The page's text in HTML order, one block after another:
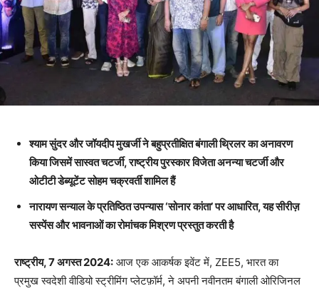
श्याम सुंदर और जॉयदीप मुखर्जी ने बहुप्रतीक्षित बंगाली थ्रिलर का अनावरण
किया जिसमें सास्वत चटर्जी, राष्ट्रीय पुरस्कार विजेता अनन्या चटर्जी और
ओटीटी डेब्यूटेंट सोहम चक्रवर्ती शामिल हैं
नारायण सन्याल के प्रतिष्ठित उपन्यास ‘सोनार कांता’ पर आधारित, यह सीरीज़
सस्पेंस और भावनाओं का रोमांचक मिश्रण प्रस्तुत करती है
राष्ट्रीय, 7 अगस्त 2024: आज एक आकर्षक इवेंट में, ZEE5, भारत का
प्रमुख स्वदेशी वीडियो स्ट्रीमिंग प्लेटफ़ॉर्म, ने अपनी नवीनतम बंगाली ओरिजिनल